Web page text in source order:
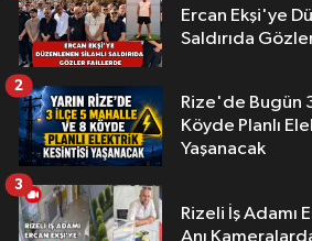
Ercan Ekşi'ye Düzenlenen Silahlı
Saldırıda
Rize'de Bugün
Köyde Planlı
Yaşanacak
2
Rizeli İş Adamı
Anı
3